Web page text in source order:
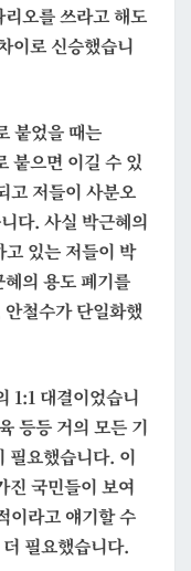
오를 쓰라고 해도
이로 신승했습니
붙었을 때는
붙으면 이길 수 있
고 저들이 사분오
다. 사실 박근혜의
있는 저들이 박
의 용도 폐기를
철수가 단일화했
1:1 대결이었습니
등등 거의 모든 기
필요했습니다. 이
진 국민들이 보여
이라고 얘기할 수
필요했습니다.